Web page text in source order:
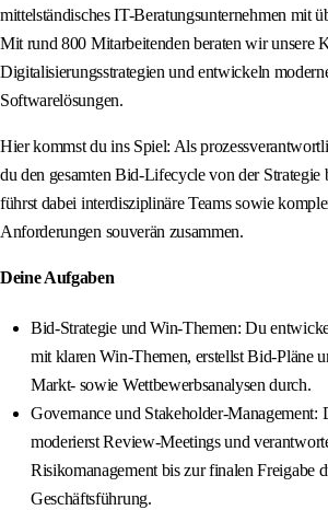
mittelständisches IT-Beratungsunternehmen mit
Mit rund 800 Mitarbeitenden beraten wir unsere
Digitalisierungsstrategien und entwickeln
Softwarelösungen.
Hier kommst du ins Spiel: Als
du den gesamten Bid-Lifecycle von der Strategie
führst dabei interdisziplinäre Teams sowie
Anforderungen souverän zusammen.
Deine Aufgaben
Bid-Strategie und Win-Themen: Du
mit klaren Win-Themen, erstellst Bid-Pläne
Markt- sowie Wettbewerbsanalysen durch.
Governance und Stakeholder-Management:
moderierst Review-Meetings und
Risikomanagement bis zur finalen Freigabe
Geschäftsführung.